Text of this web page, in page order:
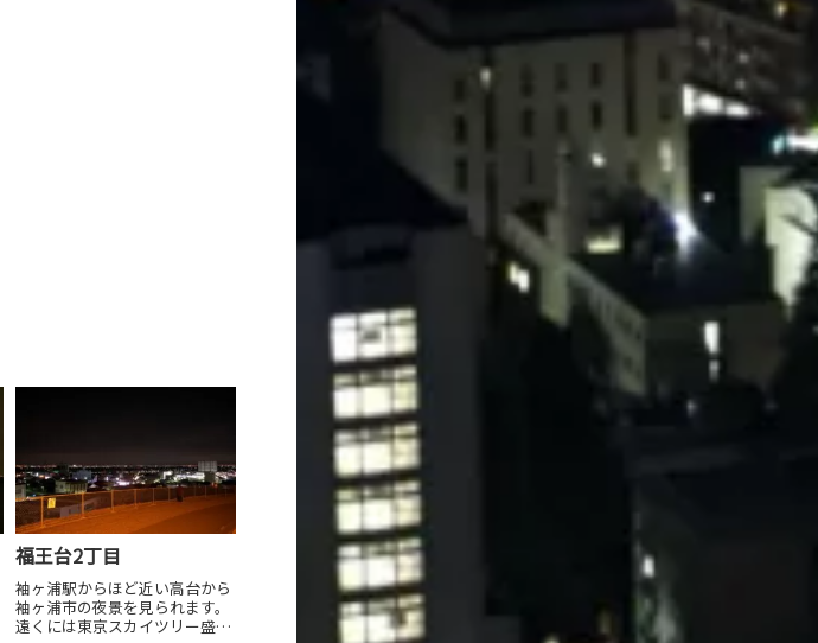
福王台2丁目
袖ヶ浦駅からほど近い高台から
袖ヶ浦市の夜景を見られます。
遠くには東京スカイツリー盛る